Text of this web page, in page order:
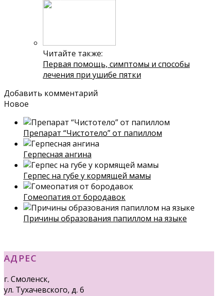
Читайте также:
Первая помощь, симптомы и способы
лечения при ушибе пятки
Добавить комментарий
Новое
Препарат “Чистотело” от папиллом
Герпесная ангина
Герпес на губе у кормящей мамы
Гомеопатия от бородавок
Причины образования папиллом на языке
АДРЕС
г. Смоленск,
ул. Тухачевского, д. 6